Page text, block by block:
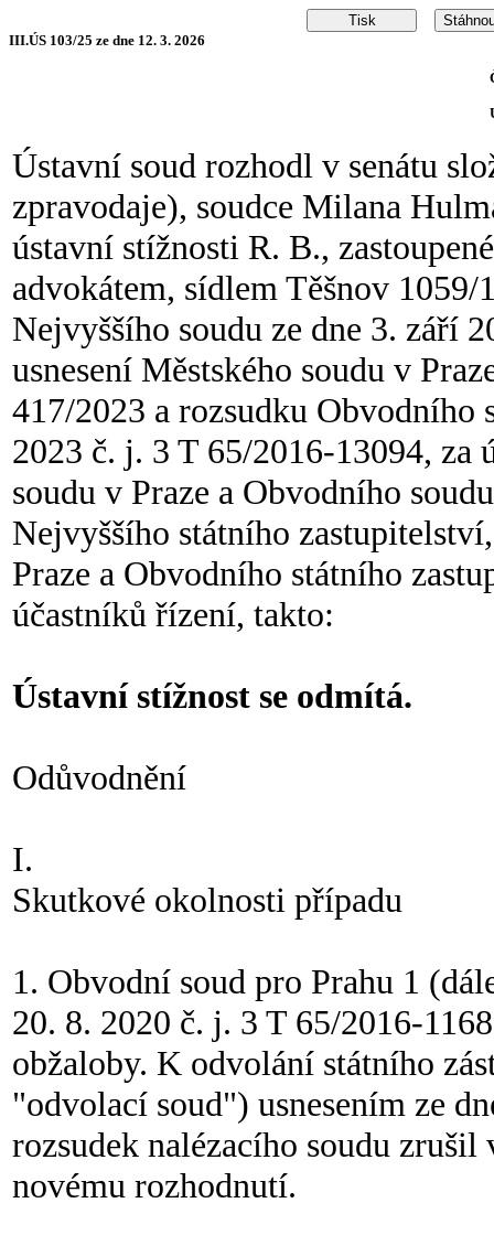
III.ÚS 103/25 ze dne 12. 3. 2026
Ústavní soud rozhodl v senátu
zpravodaje), soudce Milana
ústavní stížnosti R. B.,
advokátem, sídlem Těšnov
Nejvyššího soudu ze dne 3. září
usnesení Městského soudu v
417/2023 a rozsudku Obvodního
2023 č. j. 3 T 65/2016-13094, za
soudu v Praze a Obvodního
Nejvyššího státního
Praze a Obvodního státního
účastníků řízení, takto:
Ústavní stížnost se odmítá.
Odůvodnění
I.
Skutkové okolnosti případu
1. Obvodní soud pro Prahu 1
20. 8. 2020 č. j. 3 T 65/2016-
obžaloby. K odvolání státního
"odvolací soud") usnesením ze
rozsudek nalézacího soudu
novému rozhodnutí.